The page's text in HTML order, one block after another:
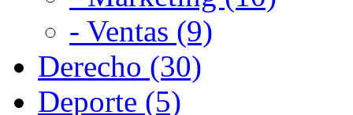
- Ventas (9)
Derecho (30)
Deporte (5)